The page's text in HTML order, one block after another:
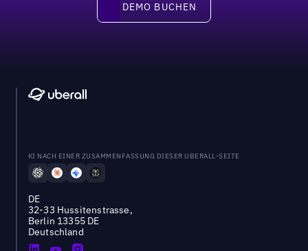
DEMO BUCHEN
DEMO BUCHEN
KI NACH EINER ZUSAMMENFASSUNG DIESER UBERALL-SEITE
DE
32-33 Hussitenstrasse,
Berlin 13355 DE
Deutschland